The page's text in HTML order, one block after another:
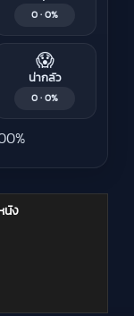
0 · 0%
😱
น่ากลัว
0 · 0%
นัง